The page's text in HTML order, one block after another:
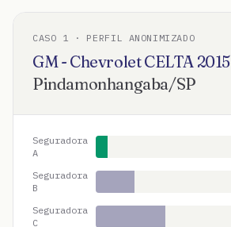
CASO 1 · PERFIL ANONIMIZADO
GM - ChevroletCELTA 2015
Pindamonhangaba/SP
Seguradora
A
Seguradora
B
Seguradora
C